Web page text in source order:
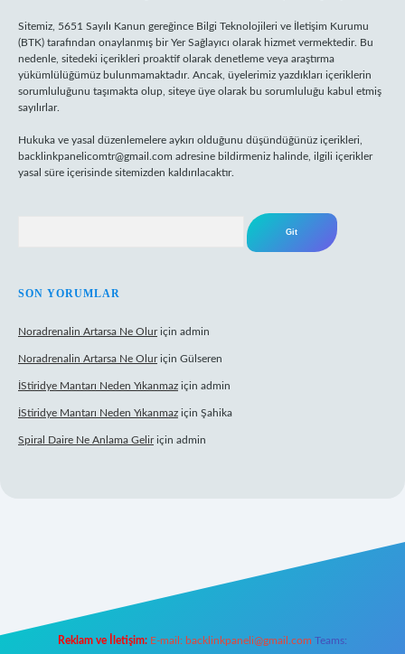
Sitemiz, 5651 Sayılı Kanun gereğince Bilgi Teknolojileri ve İletişim Kurumu
(BTK) tarafından onaylanmış bir Yer Sağlayıcı olarak hizmet vermektedir. Bu
nedenle, sitedeki içerikleri proaktif olarak denetleme veya araştırma
yükümlülüğümüz bulunmamaktadır. Ancak, üyelerimiz yazdıkları içeriklerin
sorumluluğunu taşımakta olup, siteye üye olarak bu sorumluluğu kabul etmiş
sayılırlar.
Hukuka ve yasal düzenlemelere aykırı olduğunu düşündüğünüz içerikleri,
backlinkpanelicomtr@gmail.com adresine bildirmeniz halinde, ilgili içerikler
yasal süre içerisinde sitemizden kaldırılacaktır.
SON YORUMLAR
Noradrenalin Artarsa Ne Oluriçin admin
Noradrenalin Artarsa Ne Oluriçin Gülseren
İStiridye Mantarı Neden Yıkanmaz için admin
İStiridye Mantarı Neden Yıkanmaz için Şahika
Spiral Daire Ne Anlama Geliriçin admin
Reklam ve İletişim: E-mail: backlinkpaneli@gmail.com Teams: